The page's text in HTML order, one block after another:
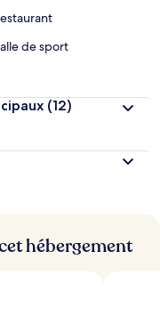
de sport
(12)
hébergement